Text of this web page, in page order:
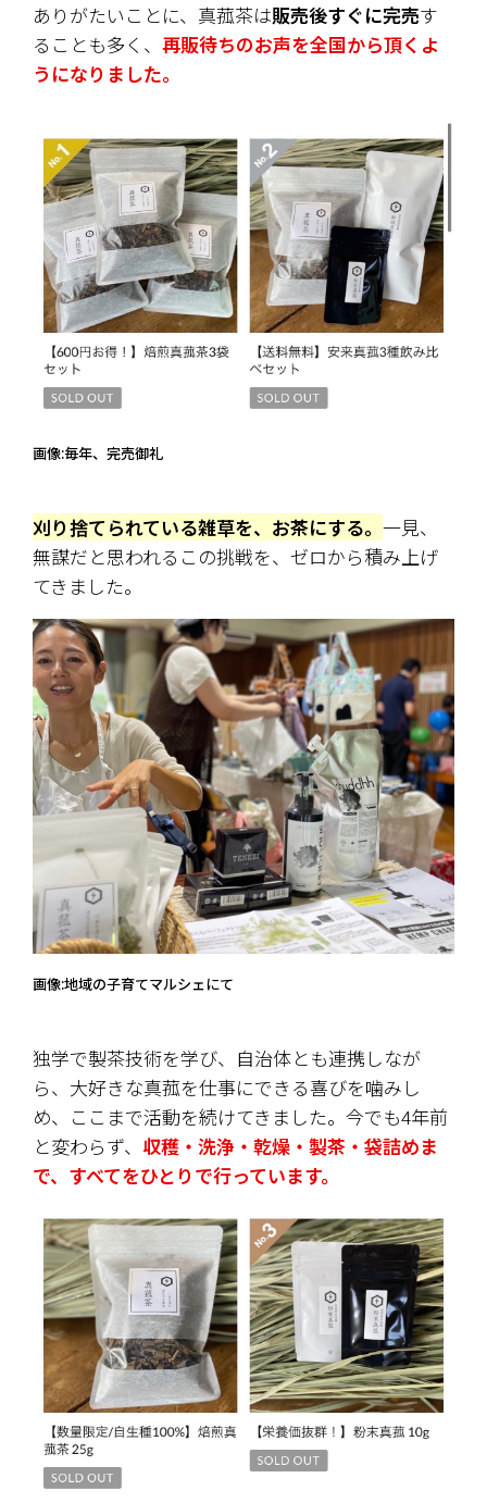
ありがたいことに、真菰茶は販売後すぐに完売す
ることも多く、 再販待ちのお声を全国から頂くよ
うになりました。
画像:毎年、完売御礼
刈り捨てられている雑草を、お茶にする。 一見、
無謀だと思われるこの挑戦を、ゼロから積み上げ
てきました。
画像:地域の子育てマルシェにて
独学で製茶技術を学び、自治体とも連携しなが
ら、大好きな真菰を仕事にできる喜びを噛みし
め、ここまで活動を続けてきました。今でも4年前
と変わらず、 収穫・洗浄・乾燥・製茶・袋詰めま
で、すべてをひとりで行っています。